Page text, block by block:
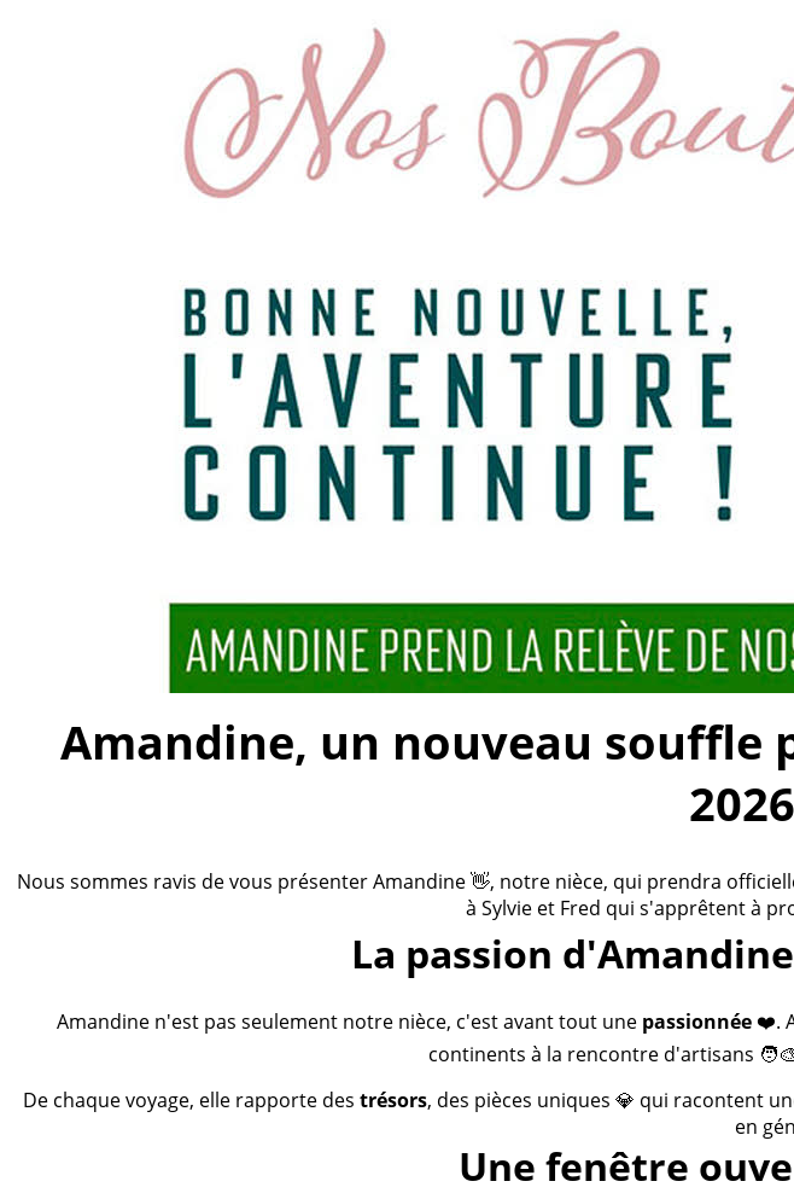
Amandine, un nouveau souffle
Nous sommes ravis de vous présenter Amandine 👋, notre nièce, qui prendra
à Sylvie et Fred qui s'apprêtent à
La passion
Amandine n'est pas seulement notre nièce, c'est avant tout une passionnée❤️.
continents à la rencontre d'artisans
De chaque voyage, elle rapporte des trésors, des pièces uniques 💎 qui racontent
en
Une fenêtre